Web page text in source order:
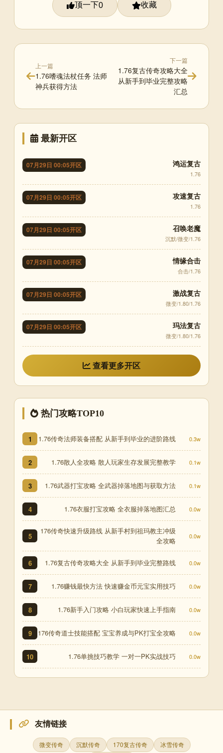
顶一下0 收藏
上一篇
1.76嗜魂法杖任务 法师
神兵获得方法
下一篇
1.76复古传奇攻略大全
从新手到毕业完整攻略
汇总
最新开区
07月29日 00:05开区 鸿运复古
1.76
07月29日 00:05开区 攻速复古
1.76
07月29日 00:05开区 召唤老魔
沉默/微变/1.76
07月29日 00:05开区 情缘合击
合击/1.76
07月29日 00:05开区 激战复古
微变/1.80/1.76
07月29日 00:05开区 玛法复古
微变/1.80/1.76
查看更多开区
热门攻略TOP10
1 1.76传奇法师装备搭配 从新手到毕业的进阶路线 0.3w
2 1.76散人全攻略 散人玩家生存发展完整教学 0.1w
3 1.76武器打宝攻略 全武器掉落地图与获取方法 0.1w
4 1.76衣服打宝攻略 全衣服掉落地图汇总 0.0w
5
176传奇快速升级路线 从新手村到祖玛教主冲级
全攻略
0.0w
6 1.76复古传奇攻略大全 从新手到毕业完整路线 0.0w
7 1.76赚钱最快方法 快速赚金币元宝实用技巧 0.0w
8 1.76新手入门攻略 小白玩家快速上手指南 0.0w
9 176传奇道士技能搭配 宝宝养成与PK打宝全攻略 0.0w
10 1.76单挑技巧教学 一对一PK实战技巧 0.0w
友情链接
微变传奇 沉默传奇 170复古传奇 冰雪传奇